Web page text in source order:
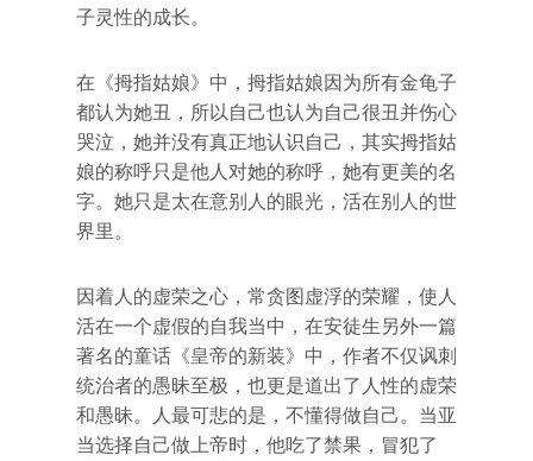
子灵性的成长。
在《拇指姑娘》中，拇指姑娘因为所有金龟子
都认为她丑，所以自己也认为自己很丑并伤心
哭泣，她并没有真正地认识自己，其实拇指姑
娘的称呼只是他人对她的称呼，她有更美的名
字。她只是太在意别人的眼光，活在别人的世
界里。
因着人的虚荣之心，常贪图虚浮的荣耀，使人
活在一个虚假的自我当中，在安徒生另外一篇
著名的童话《皇帝的新装》中，作者不仅讽刺
统治者的愚昧至极，也更是道出了人性的虚荣
和愚昧。人最可悲的是，不懂得做自己。当亚
当选择自己做上帝时，他吃了禁果，冒犯了